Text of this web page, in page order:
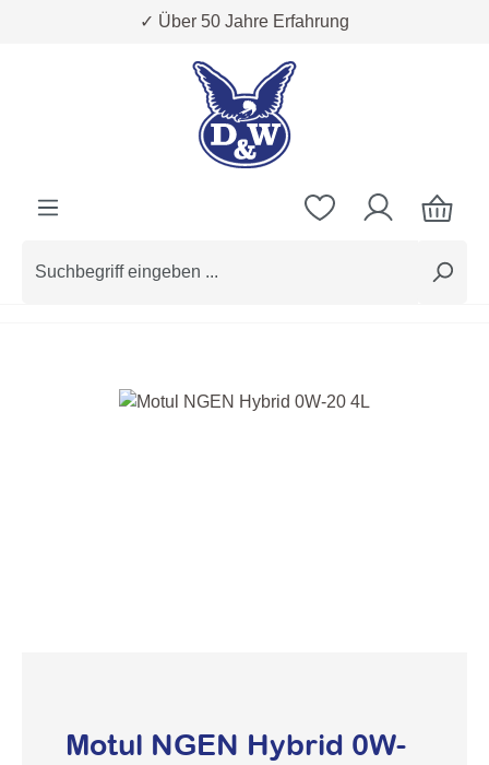
Zum Hauptinhalt springen✓ Über 50 Jahre Erfahrung
Bildergalerie überspringen
Motul NGEN Hybrid 0W-